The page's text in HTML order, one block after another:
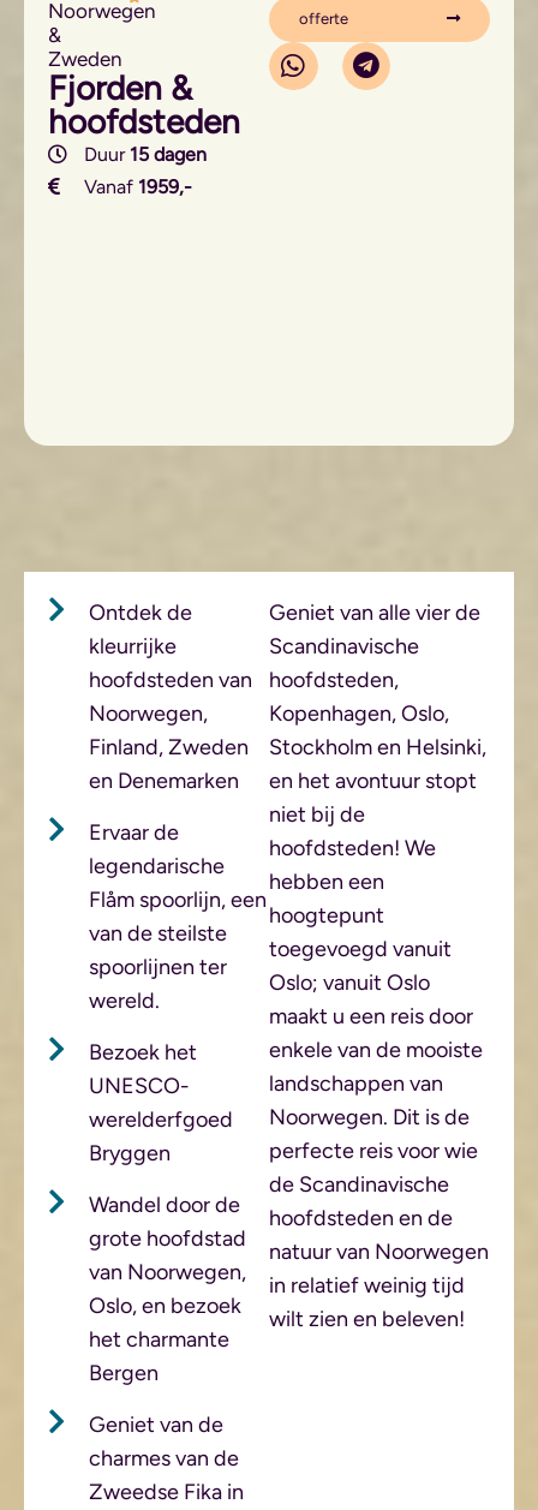
Noorwegen
&
Zweden
Fjorden &
hoofdsteden
Duur 15 dagen
Vanaf 1959,-
offerte
Ontdek de
kleurrijke
hoofdsteden van
Noorwegen,
Finland, Zweden
en Denemarken
Ervaar de
legendarische
Flåm spoorlijn, een
van de steilste
spoorlijnen ter
wereld.
Bezoek het
UNESCO-
werelderfgoed
Bryggen
Wandel door de
grote hoofdstad
van Noorwegen,
Oslo, en bezoek
het charmante
Bergen
Geniet van de
charmes van de
Zweedse Fika in
Geniet van alle vier de
Scandinavische
hoofdsteden,
Kopenhagen, Oslo,
Stockholm en Helsinki,
en het avontuur stopt
niet bij de
hoofdsteden! We
hebben een
hoogtepunt
toegevoegd vanuit
Oslo; vanuit Oslo
maakt u een reis door
enkele van de mooiste
landschappen van
Noorwegen. Dit is de
perfecte reis voor wie
de Scandinavische
hoofdsteden en de
natuur van Noorwegen
in relatief weinig tijd
wilt zien en beleven!